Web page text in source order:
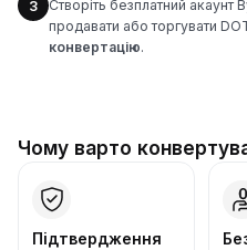
3
Створіть безплатний акаунт
продавати або торгувати
конвертацію.
Чому варто
Підтвердження